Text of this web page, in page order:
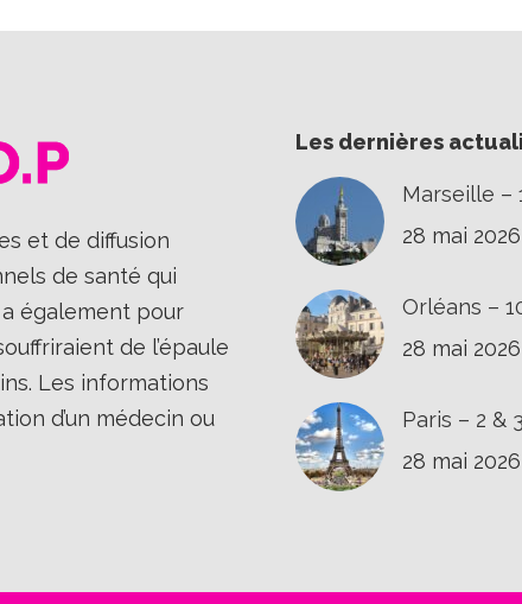
et de diffusion
de santé qui
a également pour
de l’épaule
Les informations
d’un médecin ou
Les dernières
Marseille –
28 mai 2026
Orléans –
28 mai 2026
Paris – 2 &
28 mai 2026